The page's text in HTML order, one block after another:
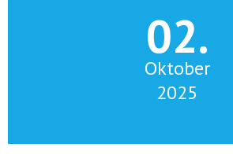
02.
Oktober
2025